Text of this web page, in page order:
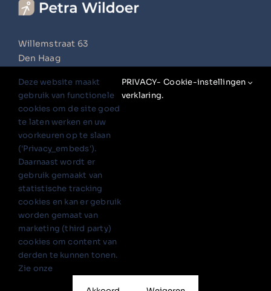
Willemstraat 63
Den Haag
info@petrawildoer.nl
Volg mij op
Aanmelden nieuwsbrief:
Deze website maakt
gebruik van functionele
cookies om de site goed
te laten werken en uw
voorkeuren op te slaan
('Privacy_embeds').
Daarnaast wordt er
gebruik gemaakt van
statistische tracking
cookies en kan er gebruik
worden gemaat van
marketing (third party)
cookies om content van
derden te kunnen tonen.
Zie onze
PRIVACY-
verklaring.
Cookie-instellingen